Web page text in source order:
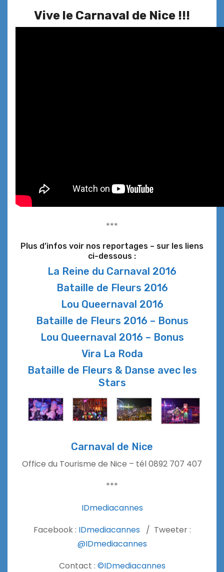
Vive le Carnaval de Nice !!!
***
Plus d’infos voir nos reportages – sur les liens
ci-dessous :
La Reine du Carnaval 2016
Bataille de Fleurs 2016
Lou Queernaval 2016
Bataille de Fleurs 2016 – Bonus
Lou Queernaval 2016 – Bonus
Vira La Roda
Bataille de Fleurs & Danse avec les
Stars
Carnaval de Nice
Office du Tourisme de Nice – tél 0892 707 407
***
IDmediacannes
Facebook : IDmediacannes / Tweeter :
@IDmediacannes
Contact : ©IDmediacannes